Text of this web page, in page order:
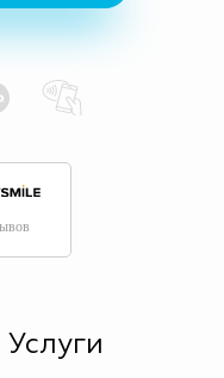
Услуги